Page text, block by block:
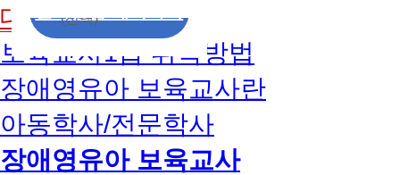
대면수업일정
보육교사1급 취득방법
장애영유아 보육교사란
아동학사/전문학사
장애영유아 보육교사
(선택)
3. 개인정보 보유/이용 기간: 법령상 정하는 경우
고는 회원탈퇴 시까지 이용 및 보관합니다. 단, 비
나 상담 시로부터 3년 이내 탈퇴하는 자의 경우, 소
만 또는 분쟁처리를 위해 3년간 보관합니다.
4. 신청자는 개인정보 수집·이용을 거부할 수 있습니다. 단,
에는 상담 신청이 제한됩니다.
3. 개인정보 보유/이용 기간: 법령상 정하는 경우
고는 회원탈퇴 시까지 이용 및 보관합니다. 단, 비
나 상담 시로부터 3년 이내 탈퇴하는 자의 경우, 소
만 또는 분쟁처리를 위해 3년간 보관합니다.
4. 신청자는 개인정보 수집·이용을 거부할 수 있습니다. 단,
에는 상담 신청이 제한됩니다.
3. 개인정보 보유/이용 기간: 법령상 정하는 경우
고는 회원탈퇴 시까지 이용 및 보관합니다. 단, 비
나 상담 시로부터 3년 이내 탈퇴하는 자의 경우, 소
만 또는 분쟁처리를 위해 3년간 보관합니다.
4. 신청자는 개인정보 수집·이용을 거부할 수 있습니다. 단,
에는 상담 신청이 제한됩니다.